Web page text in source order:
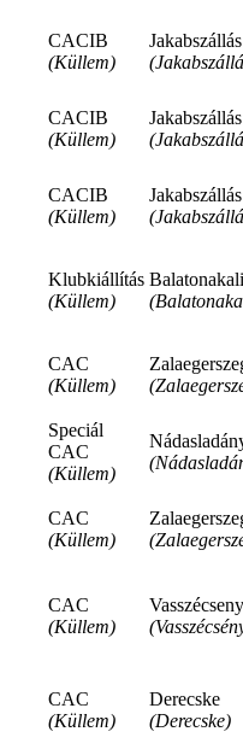
CACIB
(Küllem)
Jakabszállás
CACIB
(Küllem)
Jakabszállás
CACIB
(Küllem)
Jakabszállás
Klubkiállítás
(Küllem)
Balatonakali
CAC
(Küllem)
Speciál
CAC
(Küllem)
CAC
(Küllem)
CAC
(Küllem)
Vasszécseny
CAC
(Küllem)
Derecske
(Derecske)